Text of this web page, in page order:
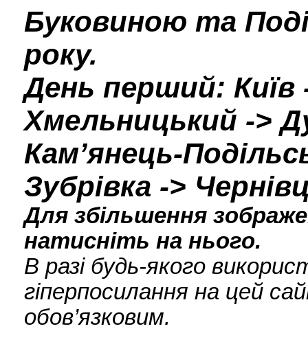
Буковиною та
року.
День перший:
Хмельницький ->
Кам’янець-
Зубрівка ->
Для збільшення
натисніть на нього.
В разі будь-якого
гіперпосилання на цей
обов’язковим.